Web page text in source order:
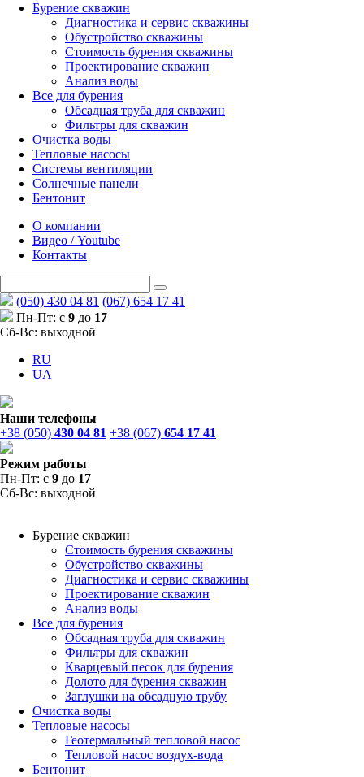
Бурение скважин
Диагностика и сервис скважины
Обустройство скважины
Стоимость бурения скважины
Проектирование скважин
Анализ воды
Все для бурения
Обсадная труба для скважин
Фильтры для скважин
Очистка воды
Тепловые насосы
Системы вентиляции
Солнечные панели
Бентонит
О компании
Видео / Youtube
Контакты
(050) 430 04 81 (067) 654 17 41
Пн-Пт: с 9 до 17
Сб-Вс: выходной
RU
UA
Наши телефоны
+38 (050) 430 04 81 +38 (067) 654 17 41
Режим работы
Пн-Пт: с 9 до 17
Сб-Вс: выходной
Бурение скважин
Стоимость бурения скважины
Обустройство скважины
Диагностика и сервис скважины
Проектирование скважин
Анализ воды
Все для бурения
Обсадная труба для скважин
Фильтры для скважин
Кварцевый песок для бурения
Долото для бурения скважин
Заглушки на обсадную трубу
Очистка воды
Тепловые насосы
Геотермальный тепловой насос
Тепловой насос воздух-вода
Бентонит